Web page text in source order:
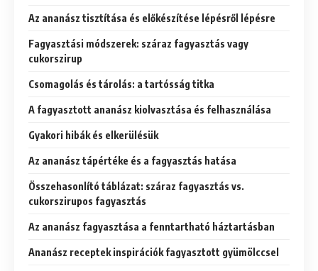
Az ananász tisztítása és előkészítése lépésről lépésre
Fagyasztási módszerek: száraz fagyasztás vagy
cukorszirup
Csomagolás és tárolás: a tartósság titka
A fagyasztott ananász kiolvasztása és felhasználása
Gyakori hibák és elkerülésük
Az ananász tápértéke és a fagyasztás hatása
Összehasonlító táblázat: száraz fagyasztás vs.
cukorszirupos fagyasztás
Az ananász fagyasztása a fenntartható háztartásban
Ananász receptek inspirációk fagyasztott gyümölccsel